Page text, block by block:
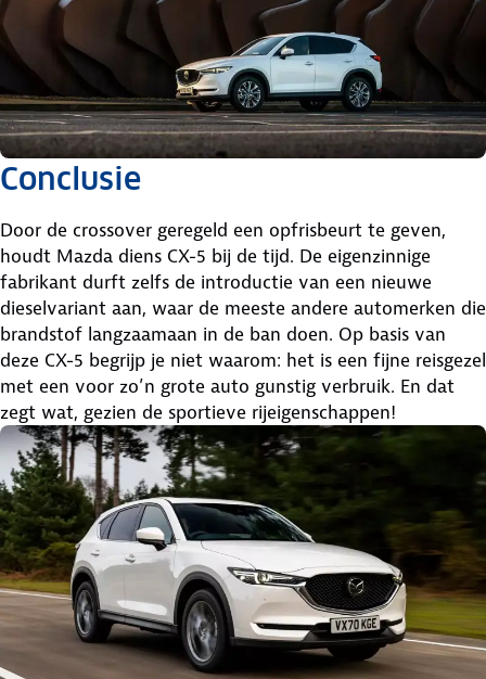
Conclusie
Door de crossover geregeld een opfrisbeurt te geven,
houdt Mazda diens CX-5 bij de tijd. De eigenzinnige
fabrikant durft zelfs de introductie van een nieuwe
dieselvariant aan, waar de meeste andere automerken die
brandstof langzaamaan in de ban doen. Op basis van
deze CX-5 begrijp je niet waarom: het is een fijne reisgezel
met een voor zo’n grote auto gunstig verbruik. En dat
zegt wat, gezien de sportieve rijeigenschappen!